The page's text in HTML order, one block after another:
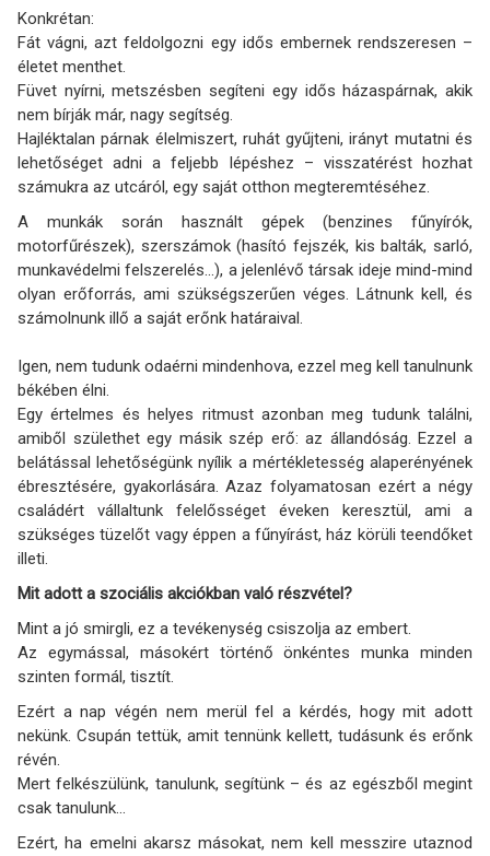
Konkrétan:
Fát vágni, azt feldolgozni egy idős embernek rendszeresen –
életet menthet.
Füvet nyírni, metszésben segíteni egy idős házaspárnak, akik
nem bírják már, nagy segítség.
Hajléktalan párnak élelmiszert, ruhát gyűjteni, irányt mutatni és
lehetőséget adni a feljebb lépéshez – visszatérést hozhat
számukra az utcáról, egy saját otthon megteremtéséhez.
A munkák során használt gépek (benzines fűnyírók,
motorfűrészek), szerszámok (hasító fejszék, kis balták, sarló,
munkavédelmi felszerelés...), a jelenlévő társak ideje mind-mind
olyan erőforrás, ami szükségszerűen véges. Látnunk kell, és
számolnunk illő a saját erőnk határaival.
Igen, nem tudunk odaérni mindenhova, ezzel meg kell tanulnunk
békében élni.
Egy értelmes és helyes ritmust azonban meg tudunk találni,
amiből születhet egy másik szép erő: az állandóság. Ezzel a
belátással lehetőségünk nyílik a mértékletesség alaperényének
ébresztésére, gyakorlására. Azaz folyamatosan ezért a négy
családért vállaltunk felelősséget éveken keresztül, ami a
szükséges tüzelőt vagy éppen a fűnyírást, ház körüli teendőket
illeti.
Mit adott a szociális akciókban való részvétel?
Mint a jó smirgli, ez a tevékenység csiszolja az embert.
Az egymással, másokért történő önkéntes munka minden
szinten formál, tisztít.
Ezért a nap végén nem merül fel a kérdés, hogy mit adott
nekünk. Csupán tettük, amit tennünk kellett, tudásunk és erőnk
révén.
Mert felkészülünk, tanulunk, segítünk – és az egészből megint
csak tanulunk...
Ezért, ha emelni akarsz másokat, nem kell messzire utaznod